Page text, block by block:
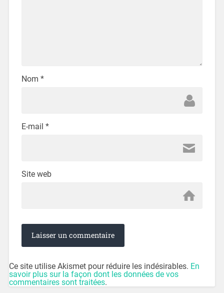
Nom *
E-mail *
Site web
Ce site utilise Akismet pour réduire les indésirables. En
savoir plus sur la façon dont les données de vos
commentaires sont traitées.